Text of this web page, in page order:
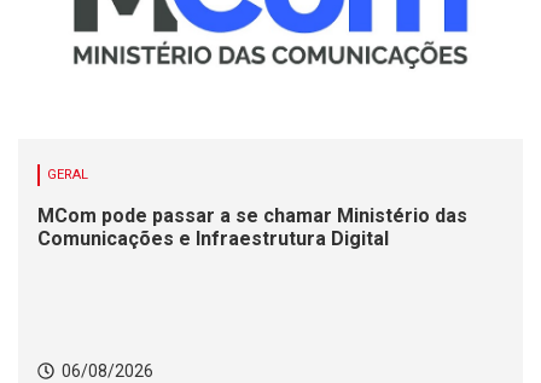
GERAL
MCom pode passar a se chamar Ministério das
Comunicações e Infraestrutura Digital
06/08/2026